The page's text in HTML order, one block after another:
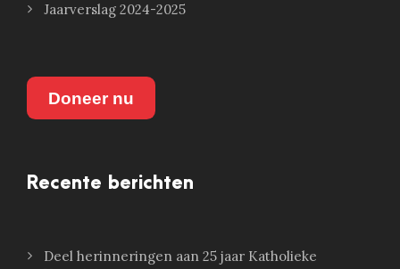
Jaarverslag 2024-2025
Doneer nu
Recente berichten
Deel herinneringen aan 25 jaar Katholieke